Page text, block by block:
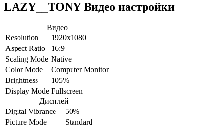
LAZY__TONY Видео настройки
Видео
Resolution
1920x1080
Aspect Ratio
16:9
Scaling Mode Native
Color Mode
Computer Monitor
Brightness
105%
Display Mode Fullscreen
Дисплей
Digital Vibrance
50%
Picture Mode
Standard